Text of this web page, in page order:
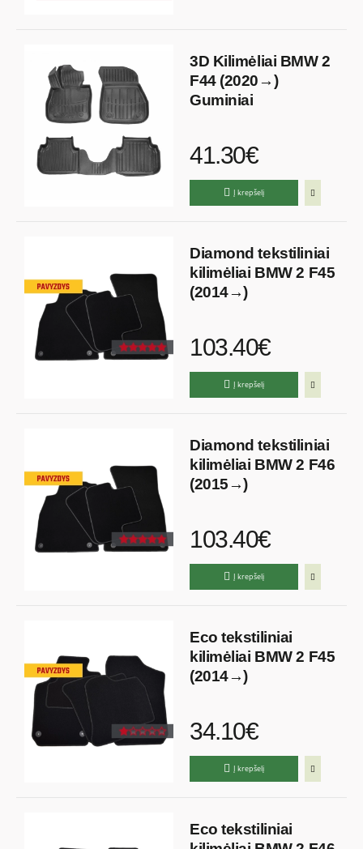
3D Kilimėliai BMW 2
F44 (2020→)
Guminiai
41.30€
Į krepšelį
Diamond tekstiliniai
kilimėliai BMW 2 F45
(2014→)
103.40€
Į krepšelį
Diamond tekstiliniai
kilimėliai BMW 2 F46
(2015→)
103.40€
Į krepšelį
Eco tekstiliniai
kilimėliai BMW 2 F45
(2014→)
34.10€
Į krepšelį
Eco tekstiliniai